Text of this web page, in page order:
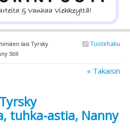
Tuotehaku
lasi Tyrsky
Still
« Takaisin
tuhka-astia, Nanny